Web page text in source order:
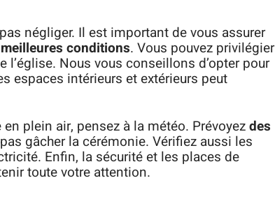
négliger. Il est important de vous assurer
conditions. Vous pouvez privilégier
Nous vous conseillons d’opter pour
espaces intérieurs et extérieurs peut
plein air, pensez à la météo. Prévoyezdes
gâcher la cérémonie. Vérifiez aussi les
Enfin, la sécurité et les places de
toute votre attention.